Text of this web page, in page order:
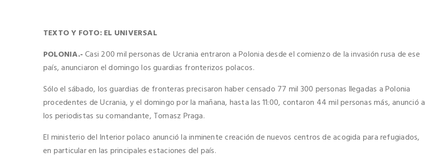
TEXTO Y FOTO: EL UNIVERSAL
POLONIA.-Casi 200 mil personas de Ucrania entraron a Polonia desde el comienzo de la invasión rusa de ese
país, anunciaron el domingo los guardias fronterizos polacos.
Sólo el sábado, los guardias de fronteras precisaron haber censado 77 mil 300 personas llegadas a Polonia
procedentes de Ucrania, y el domingo por la mañana, hasta las 11:00, contaron 44 mil personas más, anunció a
los periodistas su comandante, Tomasz Praga.
El ministerio del Interior polaco anunció la inminente creación de nuevos centros de acogida para refugiados,
en particular en las principales estaciones del país.